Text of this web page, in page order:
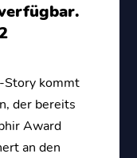
Story kommt
der bereits
Award
an den